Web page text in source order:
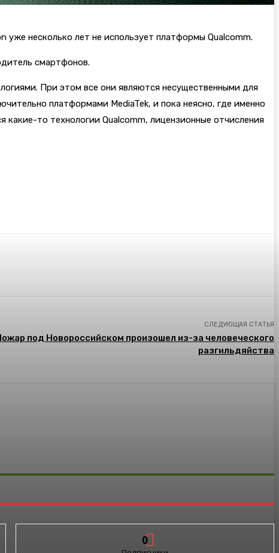
уже несколько лет не использует платформы Qualcomm.
смартфонов.
При этом все они являются несущественными для
платформами MediaTek, и пока неясно, где именно
то технологии Qualcomm, лицензионные отчисления
СЛЕДУЮЩАЯ СТАТЬЯ
под Новороссийском произошел из-за человеческого
разгильдяйства
0